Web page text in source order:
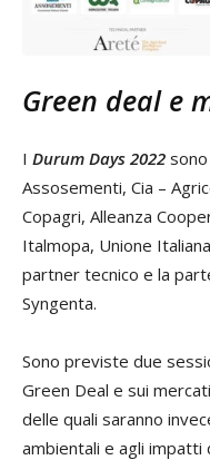
Green deal e
I Durum Days 2022
Assosementi, Cia –
Copagri, Alleanza
Italmopa, Unione
partner tecnico e la
Syngenta.
Sono previste due
Green Deal e sui
delle quali saranno
ambientali e agli impatti